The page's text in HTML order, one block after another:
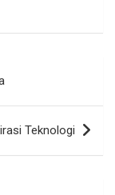
Teknologi